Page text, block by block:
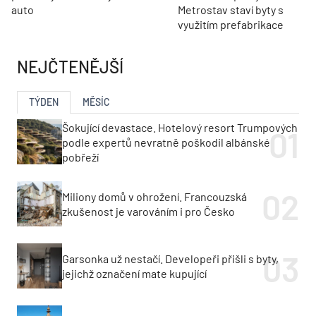
auto
Metrostav staví byty s
využitím prefabrikace
NEJČTENĚJŠÍ
TÝDEN MĚSÍC
Šokující devastace. Hotelový resort Trumpových
podle expertů nevratně poškodil albánské
pobřeží
Miliony domů v ohrožení. Francouzská
zkušenost je varováním i pro Česko
Garsonka už nestačí. Developeři přišli s byty,
jejichž označení mate kupující